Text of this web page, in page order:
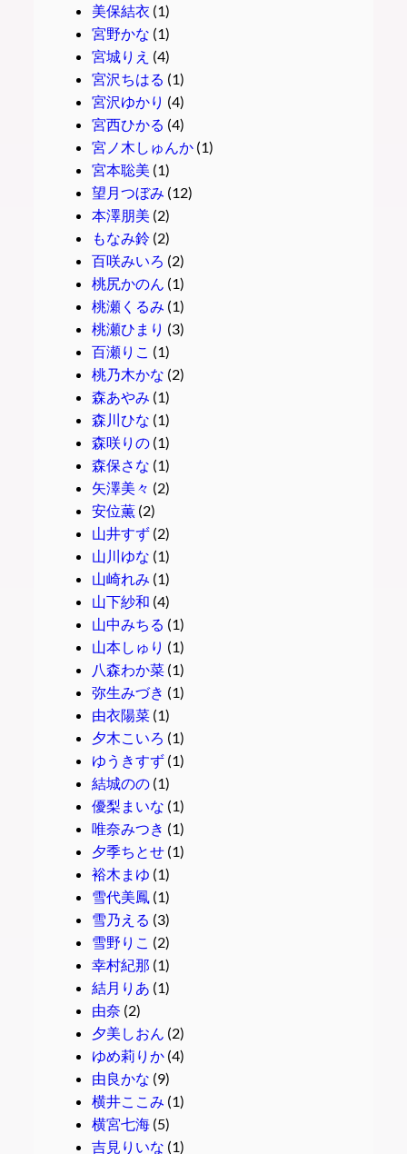
美保結衣 (1)
宮野かな (1)
宮城りえ (4)
宮沢ちはる (1)
宮沢ゆかり (4)
宮西ひかる (4)
宮ノ木しゅんか(1)
宮本聡美 (1)
望月つぼみ (12)
本澤朋美 (2)
もなみ鈴(2)
百咲みいろ (2)
桃尻かのん (1)
桃瀬くるみ (1)
桃瀬ひまり (3)
百瀬りこ (1)
桃乃木かな (2)
森あやみ (1)
森川ひな (1)
森咲りの(1)
森保さな (1)
矢澤美々 (2)
安位薫(2)
山井すず(2)
山川ゆな (1)
山崎れみ (1)
山下紗和 (4)
山中みちる (1)
山本しゅり (1)
八森わか菜(1)
弥生みづき (1)
由衣陽菜(1)
夕木こいろ (1)
ゆうきすず(1)
結城のの(1)
優梨まいな (1)
唯奈みつき (1)
夕季ちとせ(1)
裕木まゆ (1)
雪代美鳳 (1)
雪乃える (3)
雪野りこ (2)
幸村紀那 (1)
結月りあ (1)
由奈 (2)
夕美しおん (2)
ゆめ莉りか(4)
由良かな (9)
横井ここみ (1)
横宮七海(5)
吉見りいな (1)